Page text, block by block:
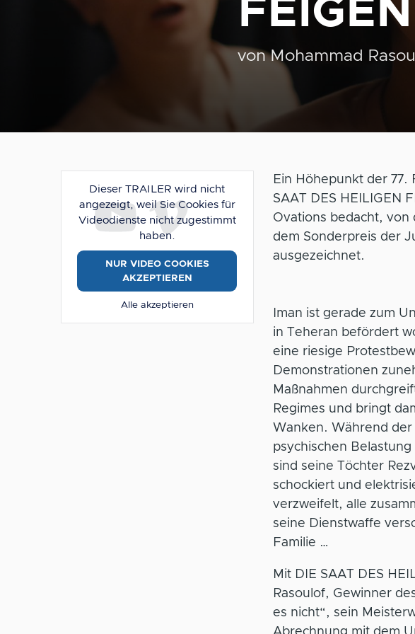
vonMohammad
Dieser TRAILER wird nicht
angezeigt, weil Sie Cookies für
Videodienste nicht zugestimmt
haben.
NUR VIDEO COOKIES
AKZEPTIEREN
Alle akzeptieren
Ein Höhepunkt der 77.
SAAT DES HEILIGEN
Ovations bedacht,
dem Sonderpreis der
ausgezeichnet.
Iman ist gerade zum
in Teheran befördert
eine riesige
Demonstrationen
Maßnahmen
Regimes und bringt
Wanken. Während
psychischen
sind seine Töchter
schockiert und
verzweifelt, alle
seine Dienstwaffe
Familie …
Mit DIE SAAT DES
Rasoulof, Gewinner
es nicht“, sein